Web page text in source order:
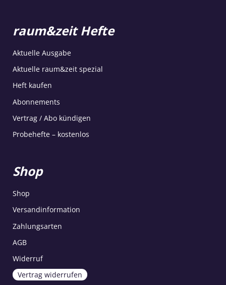
raum&zeit Hefte
Aktuelle Ausgabe
Aktuelle raum&zeit spezial
Heft kaufen
Abonnements
Vertrag / Abo kündigen
Probehefte – kostenlos
Shop
Shop
Versandinformation
Zahlungsarten
AGB
Widerruf
Vertrag widerrufen